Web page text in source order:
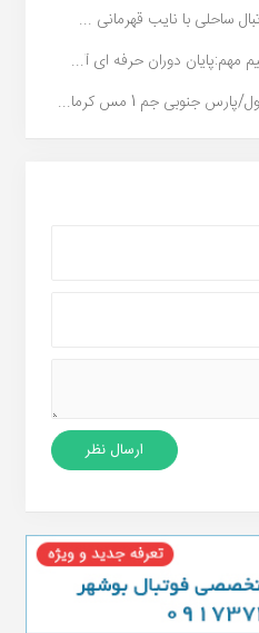
ساحلی با نایب قهرمانی ...
دوران حرفه ای آ...
جنوبی جم 1 مس کرما...